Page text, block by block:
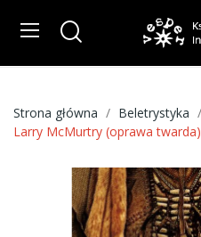
Strona główna Beletrystyka
Larry McMurtry (oprawa twarda)